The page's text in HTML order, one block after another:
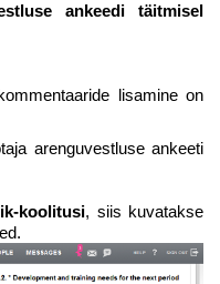
ankeedi täitmisel
lisamine on
arenguvestluse ankeeti
koolitusi, siis kuvatakse